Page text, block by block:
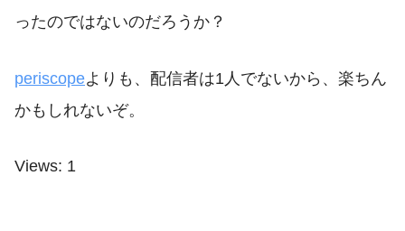
ったのではないのだろうか？
periscopeよりも、配信者は1人でないから、楽ちん
かもしれないぞ。
Views: 1